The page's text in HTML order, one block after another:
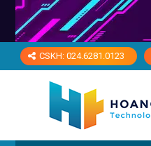
CSKH: 024.6281.0123